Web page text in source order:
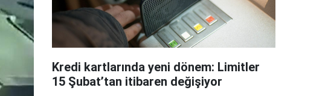
Kredi kartlarında yeni dönem: Limitler
15 Şubat’tan itibaren değişiyor